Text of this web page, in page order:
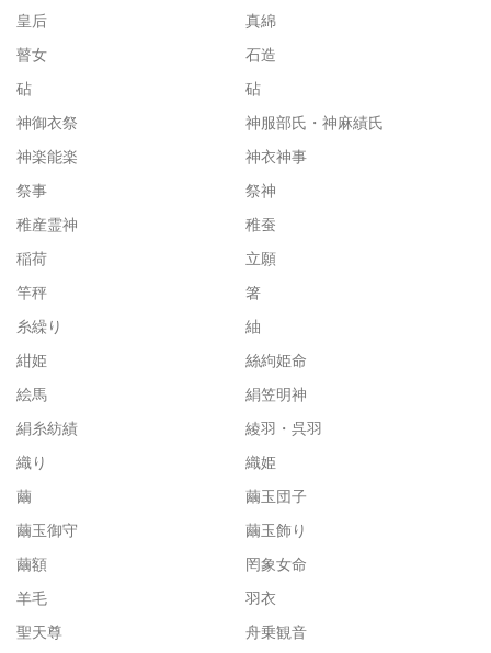
皇后
真綿
瞽女
石造
砧
砧
神御衣祭
神服部氏・神麻績氏
神楽能楽
神衣神事
祭事
祭神
稚産霊神
稚蚕
稲荷
立願
竿秤
箸
糸繰り
紬
紺姫
絲絇姫命
絵馬
絹笠明神
絹糸紡績
綾羽・呉羽
織り
織姫
繭
繭玉団子
繭玉御守
繭玉飾り
繭額
罔象女命
羊毛
羽衣
聖天尊
舟乗観音